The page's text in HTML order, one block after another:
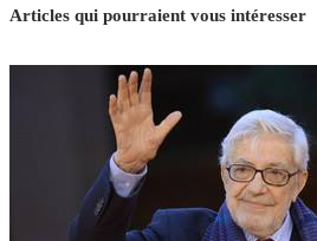
Articles qui pourraient vous intéresser